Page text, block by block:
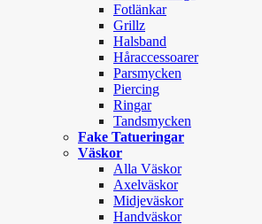
Fotlänkar
Grillz
Halsband
Håraccessoarer
Parsmycken
Piercing
Ringar
Tandsmycken
Fake Tatueringar
Väskor
Alla Väskor
Axelväskor
Midjeväskor
Handväskor